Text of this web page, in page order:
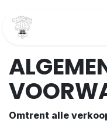
Omtrent alle